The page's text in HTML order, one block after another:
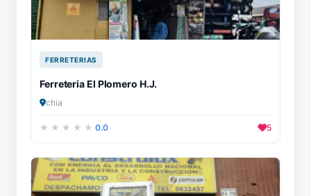
FERRETERIAS
Ferreteria El Plomero H.J.
chia
0.0 5